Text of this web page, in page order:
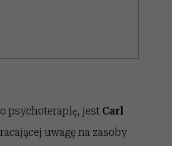
psychoterapię, jest Carl
uwagę na zasoby